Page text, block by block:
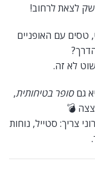
לצאת לרחוב!
טסים עם האופניים
לא זה.
גםסופר בטיחותית,
💣
צריך: סטייל, נוחות